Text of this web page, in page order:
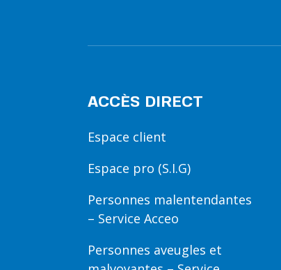
ACCÈS DIRECT
Espace client
Espace pro (S.I.G)
Personnes malentendantes
– Service Acceo
Personnes aveugles et